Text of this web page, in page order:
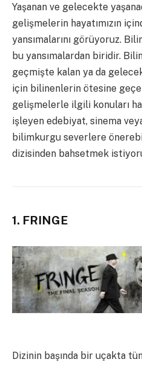
Yaşanan ve gelecekte
gelişmelerin hayatımızın
yansımalarını görüyoruz.
bu yansımalardan biridir.
geçmişte kalan ya da
için bilinenlerin ötesine
gelişmelerle ilgili konuları
işleyen edebiyat, sinema
bilimkurgu severlere
dizisinden bahsetmek
1. FRINGE
Dizinin başında bir uçakta